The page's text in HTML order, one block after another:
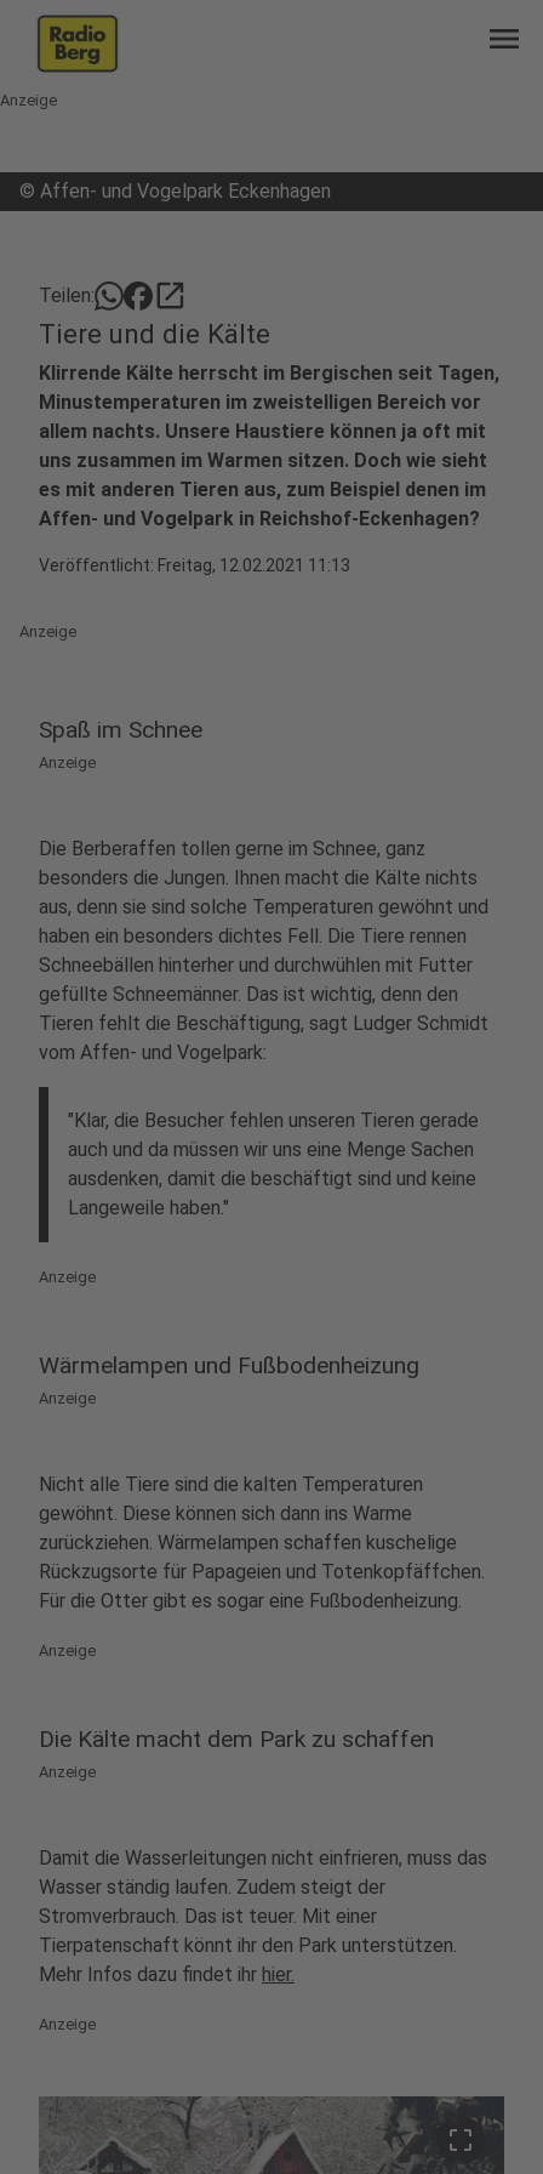
menu
Anzeige
© Affen- und Vogelpark Eckenhagen
Teilen: open_in_new
Tiere und die Kälte
Klirrende Kälte herrscht im Bergischen seit Tagen,
Minustemperaturen im zweistelligen Bereich vor
allem nachts. Unsere Haustiere können ja oft mit
uns zusammen im Warmen sitzen. Doch wie sieht
es mit anderen Tieren aus, zum Beispiel denen im
Affen- und Vogelpark in Reichshof-Eckenhagen?
Veröffentlicht: Freitag, 12.02.2021 11:13
Anzeige
Spaß im Schnee
Anzeige
Die Berberaffen tollen gerne im Schnee, ganz
besonders die Jungen. Ihnen macht die Kälte nichts
aus, denn sie sind solche Temperaturen gewöhnt und
haben ein besonders dichtes Fell. Die Tiere rennen
Schneebällen hinterher und durchwühlen mit Futter
gefüllte Schneemänner. Das ist wichtig, denn den
Tieren fehlt die Beschäftigung, sagt Ludger Schmidt
vom Affen- und Vogelpark:
"Klar, die Besucher fehlen unseren Tieren gerade
auch und da müssen wir uns eine Menge Sachen
ausdenken, damit die beschäftigt sind und keine
Langeweile haben."
Anzeige
Wärmelampen und Fußbodenheizung
Anzeige
Nicht alle Tiere sind die kalten Temperaturen
gewöhnt. Diese können sich dann ins Warme
zurückziehen. Wärmelampen schaffen kuschelige
Rückzugsorte für Papageien und Totenkopfäffchen.
Für die Otter gibt es sogar eine Fußbodenheizung.
Anzeige
Die Kälte macht dem Park zu schaffen
Anzeige
Damit die Wasserleitungen nicht einfrieren, muss das
Wasser ständig laufen. Zudem steigt der
Stromverbrauch. Das ist teuer. Mit einer
Tierpatenschaft könnt ihr den Park unterstützen.
Mehr Infos dazu findet ihr hier.
Anzeige
crop_free